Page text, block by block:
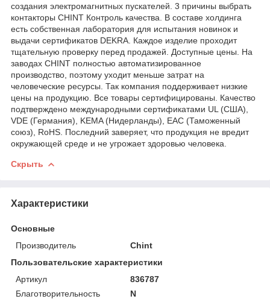
создания электромагнитных пускателей. 3 причины выбрать
контакторы CHINT Контроль качества. В составе холдинга
есть собственная лаборатория для испытания новинок и
выдачи сертификатов DEKRA. Каждое изделие проходит
тщательную проверку перед продажей. Доступные цены. На
заводах CHINT полностью автоматизированное
производство, поэтому уходит меньше затрат на
человеческие ресурсы. Так компания поддерживает низкие
цены на продукцию. Все товары сертифицированы. Качество
подтверждено международными сертификатами UL (США),
VDE (Германия), KEMA (Нидерланды), EAC (Таможенный
союз), RoHS. Последний заверяет, что продукция не вредит
окружающей среде и не угрожает здоровью человека.
Скрыть
Характеристики
Основные
Производитель
Chint
Пользовательские характеристики
Артикул
836787
Благотворительность
N